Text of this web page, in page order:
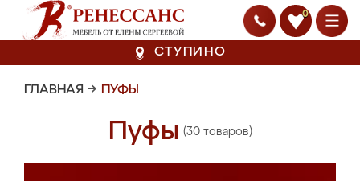
0
СТУПИНО
ГЛАВНАЯ → ПУФЫ
Пуфы (30 товаров)